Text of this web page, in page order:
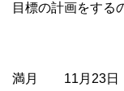
目標の計画をす
満月 11月23日